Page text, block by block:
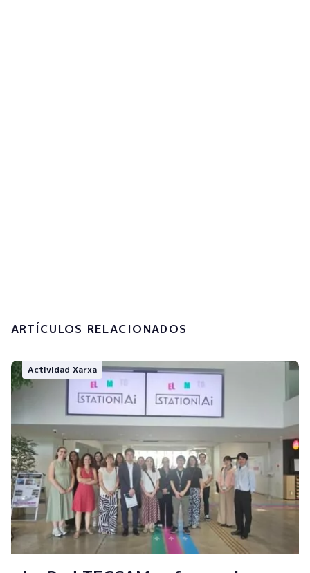
ARTÍCULOS RELACIONADOS
Actividad Xarxa